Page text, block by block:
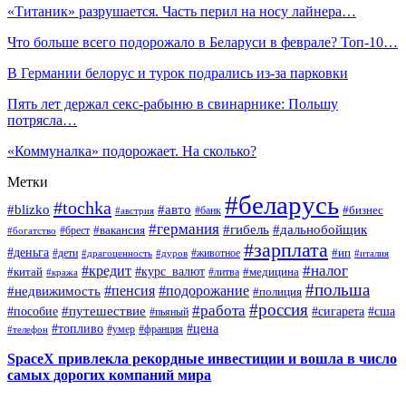
«Титаник» разрушается. Часть перил на носу лайнера…
Что больше всего подорожало в Беларуси в феврале? Топ-10…
В Германии белорус и турок подрались из-за парковки
Пять лет держал секс-рабыню в свинарнике: Польшу
потрясла…
«Коммуналка» подорожает. На сколько?
Метки
#blizko #tochka #австрия #авто #банк #беларусь #бизнес
#богатство #брест #вакансия #германия #гибель #дальнобойщик
#деньга #дети #драгоценность #дуров #животное #зарплата #ип #италия
#китай #кража #кредит #курс_валют #литва #медицина #налог
#недвижимость #пенсия #подорожание #полиция #польша
#пособие #путешествие #пьяный #работа #россия #сигарета #сша
#телефон #топливо #умер #франция #цена
SpaceX привлекла рекордные инвестиции и вошла в число
самых дорогих компаний мира